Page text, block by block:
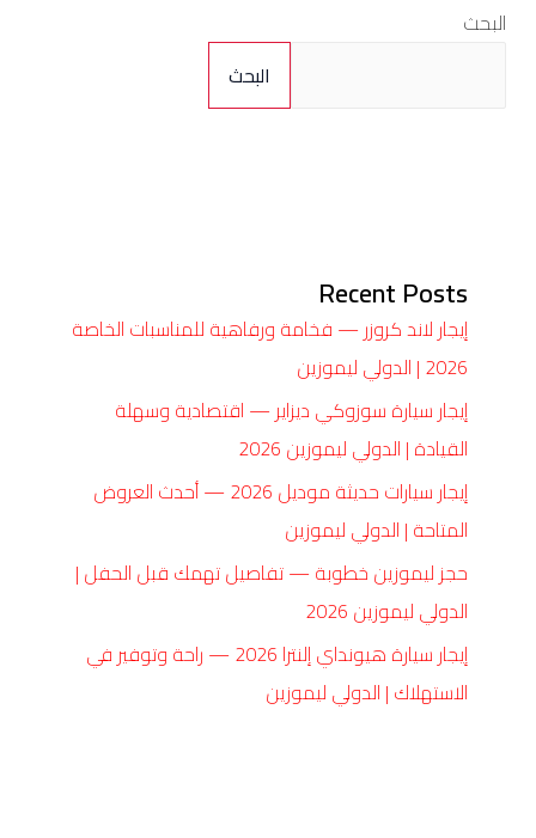
البحث
البحث
Recent Posts
إيجار لاند كروزر — فخامة ورفاهية للمناسبات الخاصة
2026 | الدولي ليموزين
إيجار سيارة سوزوكي ديزاير — اقتصادية وسهلة
القيادة | الدولي ليموزين 2026
إيجار سيارات حديثة موديل 2026 — أحدث العروض
المتاحة | الدولي ليموزين
حجز ليموزين خطوبة — تفاصيل تهمك قبل الحفل |
الدولي ليموزين 2026
إيجار سيارة هيونداي إلنترا 2026 — راحة وتوفير في
الاستهلاك | الدولي ليموزين